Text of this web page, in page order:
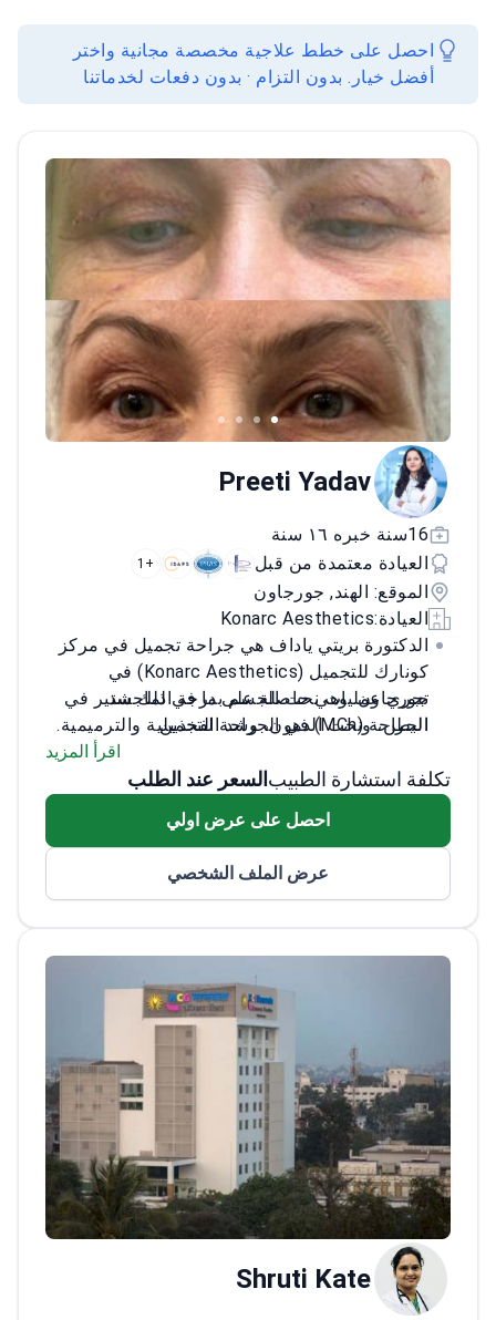
احصل على خطط علاجية مخصصة مجانية واختر
أفضل خيار. بدون التزام · بدون دفعات لخدماتنا
Preeti Yadav
16سنة خبره ١٦ سنة
العيادة معتمدة من قبل
+1
الموقع: الهند, جورجاون
العيادة:Konarc Aesthetics
الدكتورة بريتي ياداف هي جراحة تجميل في مركز
كونارك للتجميل (Konarc Aesthetics) في
جورجاون. وهي حاصلة على درجة الماجستير في
الجراحة (MCh) في الجراحة التجميلية والترميمية.
تعالج الدكتورة ياداف المرضى في مركز معتمد من
للنساء والمراهقين تركز على الحلول الجمالية
تجري عمليات نحت الجسم بما في ذلك شد
البطن، ونحت الدهون، وشد الفخذين.
متخصصة في إجراءات الثدي مثل الترميم
والتصغير والتكبير.
وتشكيل خط الفك، وجراحة تجميل الجفون.
الشعر بتقنية الاقتطاف (FUE) وعلاج البلازما
اقرأ المزيد
تكلفة استشارة الطبيب السعر عند الطلب
احصل على عرض اولي
عرض الملف الشخصي
Shruti Kate